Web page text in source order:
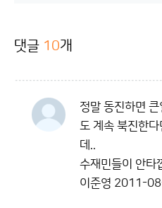
댓글 10개
정말 동진하면
도 계속 북진한
데..
수재민들이 안타
이준영 2011-